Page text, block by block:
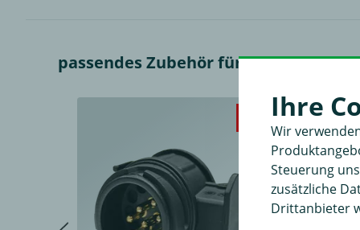
passendes Zubehör für Erich Jaeger
-20%Ihre
Wir
Steuerung
zusätzliche
Drittanbieter